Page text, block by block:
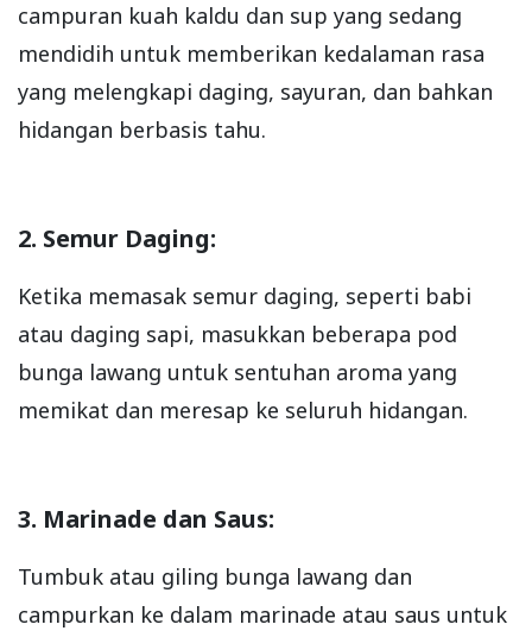
campuran kuah kaldu dan sup yang sedang
mendidih untuk memberikan kedalaman rasa
yang melengkapi daging, sayuran, dan bahkan
hidangan berbasis tahu.
2. Semur Daging:
Ketika memasak semur daging, seperti babi
atau daging sapi, masukkan beberapa pod
bunga lawang untuk sentuhan aroma yang
memikat dan meresap ke seluruh hidangan.
3. Marinade dan Saus:
Tumbuk atau giling bunga lawang dan
campurkan ke dalam marinade atau saus untuk